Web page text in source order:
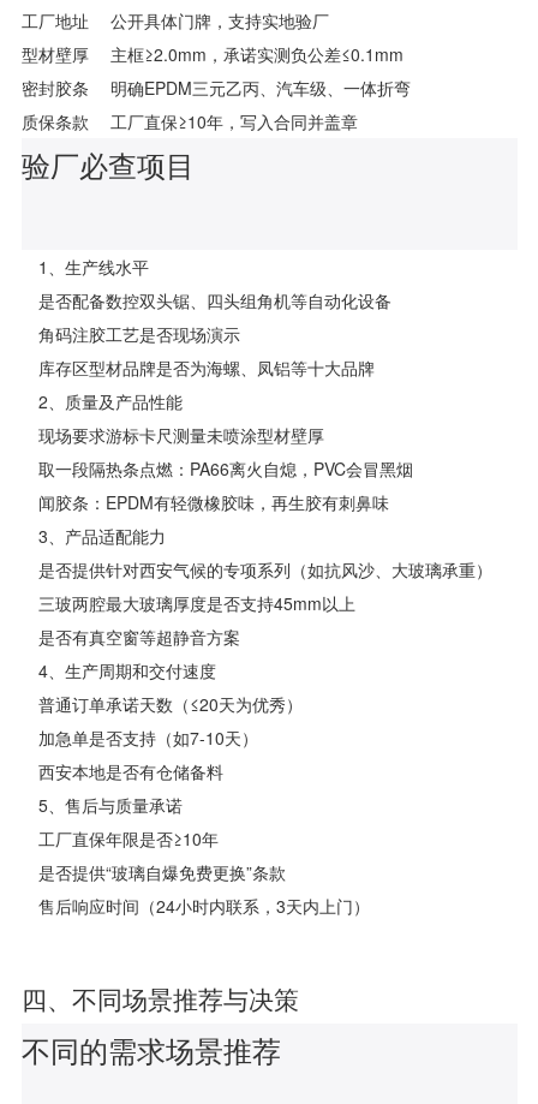
工厂地址
公开具体门牌，支持实地验厂
型材壁厚
主框≥2.0mm，承诺实测负公差≤0.1mm
密封胶条
明确EPDM三元乙丙、汽车级、一体折弯
质保条款
工厂直保≥10年，写入合同并盖章
验厂必查项目
1、生产线水平
是否配备数控双头锯、四头组角机等自动化设备
角码注胶工艺是否现场演示
库存区型材品牌是否为海螺、凤铝等十大品牌
2、质量及产品性能
现场要求游标卡尺测量未喷涂型材壁厚
取一段隔热条点燃：PA66离火自熄，PVC会冒黑烟
闻胶条：EPDM有轻微橡胶味，再生胶有刺鼻味
3、产品适配能力
是否提供针对西安气候的专项系列（如抗风沙、大玻璃承重）
三玻两腔最大玻璃厚度是否支持45mm以上
是否有真空窗等超静音方案
4、生产周期和交付速度
普通订单承诺天数（≤20天为优秀）
加急单是否支持（如7-10天）
西安本地是否有仓储备料
5、售后与质量承诺
工厂直保年限是否≥10年
是否提供“玻璃自爆免费更换”条款
售后响应时间（24小时内联系，3天内上门）
四、不同场景推荐与决策
不同的需求场景推荐